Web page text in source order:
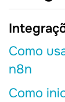
Como
n8n
Como